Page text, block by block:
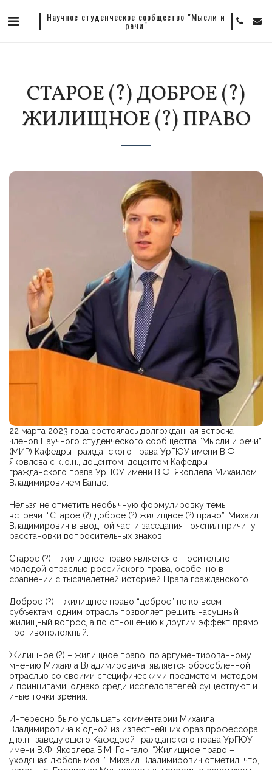
Научное студенческое сообщество "Мысли и
речи"
СТАРОЕ (?) ДОБРОЕ (?)
ЖИЛИЩНОЕ (?) ПРАВО
22 марта 2023 года состоялась долгожданная встреча
членов Научного студенческого сообщества “Мысли и речи”
(МИР) Кафедры гражданского права УрГЮУ имени В.Ф.
Яковлева с к.ю.н., доцентом, доцентом Кафедры
гражданского права УрГЮУ имени В.Ф. Яковлева Михаилом
Владимировичем Бандо.
Нельзя не отметить необычную формулировку темы
встречи: “Старое (?) доброе (?) жилищное (?) право”. Михаил
Владимирович в вводной части заседания пояснил причину
расстановки вопросительных знаков:
Старое (?) – жилищное право является относительно
молодой отраслью российского права, особенно в
сравнении с тысячелетней историей Права гражданского.
Доброе (?) – жилищное право “доброе” не ко всем
субъектам: одним отрасль позволяет решить насущный
жилищный вопрос, а по отношению к другим эффект прямо
противоположный.
Жилищное (?) – жилищное право, по аргументированному
мнению Михаила Владимировича, является обособленной
отраслью со своими специфическими предметом, методом
и принципами, однако среди исследователей существуют и
иные точки зрения.
Интересно было услышать комментарии Михаила
Владимировича к одной из известнейших фраз профессора,
д.ю.н., заведующего Кафедрой гражданского права УрГЮУ
имени В.Ф. Яковлева Б.М. Гонгало: “Жилищное право –
уходящая любовь моя…” Михаил Владимирович отметил, что,